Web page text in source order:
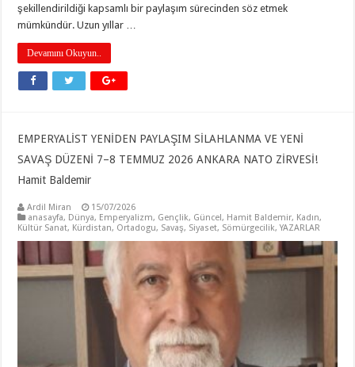
şekillendirildiği kapsamlı bir paylaşım sürecinden söz etmek
mümkündür. Uzun yıllar …
Devamını Okuyun..
EMPERYALİST YENİDEN PAYLAŞIM SİLAHLANMA VE YENİ
SAVAŞ DÜZENİ 7–8 TEMMUZ 2026 ANKARA NATO ZİRVESİ!
Hamit Baldemir
Ardil Miran
15/07/2026
anasayfa, Dünya, Emperyalizm, Gençlik, Güncel, Hamit Baldemir, Kadın,
Kültür Sanat, Kürdistan, Ortadogu, Savaş, Siyaset, Sömürgecilik,YAZARLAR